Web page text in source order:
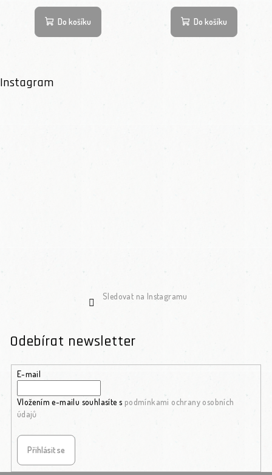
Do košíku Do košíku
Instagram
Sledovat na Instagramu
Odebírat newsletter
E-mail
Vložením e-mailu souhlasíte s podmínkami ochrany osobních
údajů
Přihlásit se